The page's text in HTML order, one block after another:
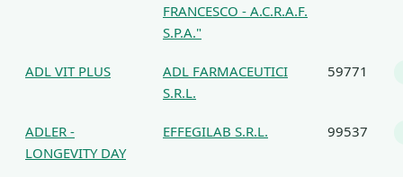
FRANCESCO - A.C.R.A.F.
S.P.A."
ADL VIT PLUS
ADL FARMACEUTICI
S.R.L.
59771
ADLER -
LONGEVITY DAY
EFFEGILAB S.R.L. 99537